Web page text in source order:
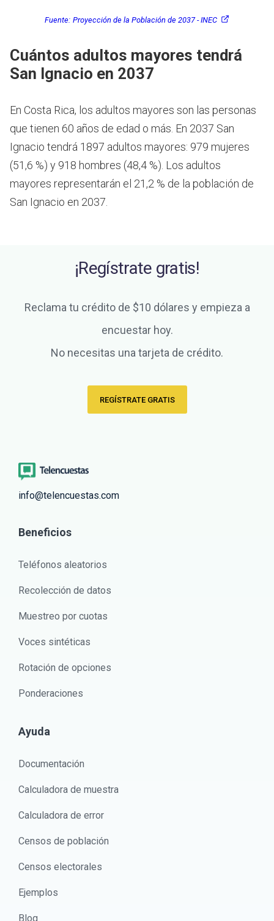
Fuente: Proyección de la Población de 2037 - INEC
Cuántos adultos mayores tendrá
San Ignacio en 2037
En Costa Rica, los adultos mayores son las personas
que tienen 60 años de edad o más. En 2037 San
Ignacio tendrá 1897 adultos mayores: 979 mujeres
(51,6 %) y 918 hombres (48,4 %). Los adultos
mayores representarán el 21,2 % de la población de
San Ignacio en 2037.
¡Regístrate gratis!
Reclama tu crédito de $10 dólares y empieza a
encuestar hoy.
No necesitas una tarjeta de crédito.
REGÍSTRATE GRATIS
info@telencuestas.com
Beneficios
Teléfonos aleatorios
Recolección de datos
Muestreo por cuotas
Voces sintéticas
Rotación de opciones
Ponderaciones
Ayuda
Documentación
Calculadora de muestra
Calculadora de error
Censos de población
Censos electorales
Ejemplos
Blog